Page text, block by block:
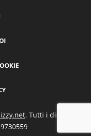
. Tutti i diritti